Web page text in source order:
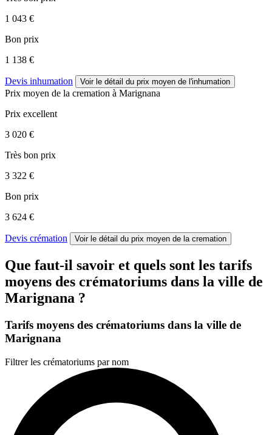
1 043 €
Bon prix
1 138 €
Devis inhumation Voir le détail du prix moyen de l'inhumation
Prix moyen de la cremation à Marignana
Prix excellent
3 020 €
Très bon prix
3 322 €
Bon prix
3 624 €
Devis crémation Voir le détail du prix moyen de la cremation
Que faut-il savoir et quels sont les tarifs
moyens des crématoriums dans la ville de
Marignana ?
Tarifs moyens des crématoriums dans la ville de
Marignana
Filtrer les crématoriums par nom